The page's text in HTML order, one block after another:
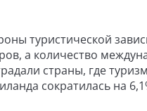
туристической
а количество
страны, где
сократилась на